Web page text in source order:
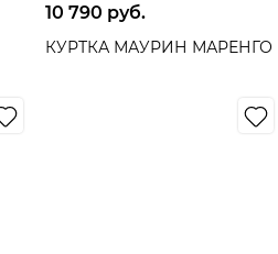
10 790 руб.
КУРТКА МАУРИН МАРЕНГО